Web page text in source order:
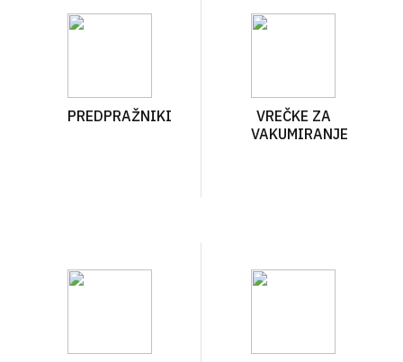
PREDPRAŽNIKI
VREČKE ZA
VAKUMIRANJE